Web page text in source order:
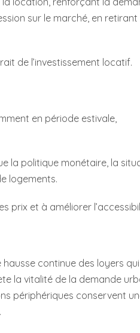
sur le marché, en retirant
de l’investissement locatif.
en période estivale,
la politique monétaire, la
logements.
prix et à améliorer
continue des loyers qui
la vitalité de la demande
périphériques conservent